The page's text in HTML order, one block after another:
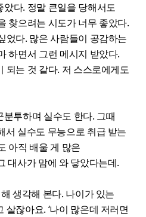
다. 정말 큰일을 당해서도
찾으려는 시도가 너무 좋았다.
었다. 많은 사람들이 공감하는
하면서 그런 메시지 받았다.
되는 것 같다. 저 스스로에게도
투하며 실수도 한다. 그때
서 실수도 무능으로 취급 받는
아직 배울 게 많은
대사가 맘에 와 닿았다는데.
생각해 본다. 나이가 있는
잖아요. ‘나이 많은데 저러면